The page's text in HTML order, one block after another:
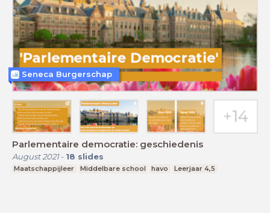
Parlementaire democratie: geschiedenis
August 2021- 18 slides
Maatschappijleer Middelbare school havo Leerjaar 4,5
Seneca Burgerschap